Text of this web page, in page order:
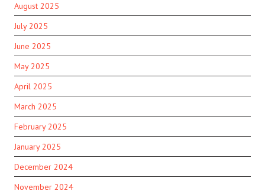
August 2025
July 2025
June 2025
May 2025
April 2025
March 2025
February 2025
January 2025
December 2024
November 2024